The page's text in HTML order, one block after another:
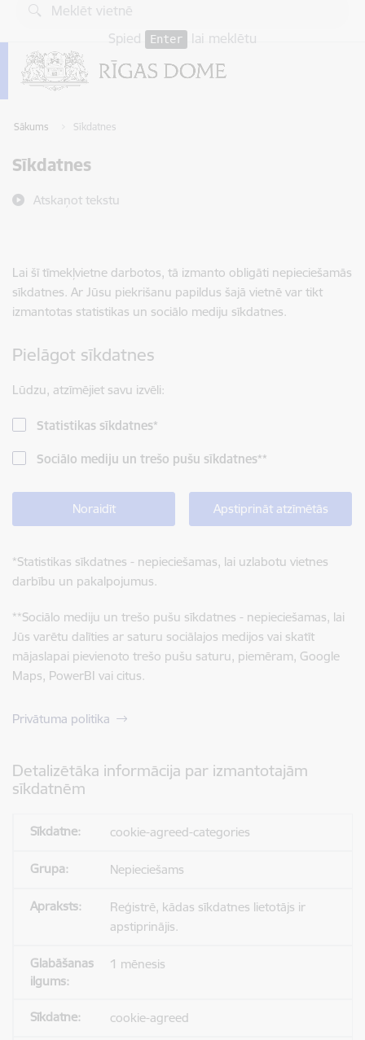
Pāriet uz lapas saturu
Spied
Enter lai meklētu
Sākums Sīkdatnes
Sīkdatnes
Atskaņot tekstu
Lai šī tīmekļvietne darbotos, tā izmanto obligāti nepieciešamās
sīkdatnes. Ar Jūsu piekrišanu papildus šajā vietnē var tikt
izmantotas statistikas un sociālo mediju sīkdatnes.
Pielāgot sīkdatnes
Lūdzu, atzīmējiet savu izvēli:
Statistikas sīkdatnes*
Sociālo mediju un trešo pušu sīkdatnes**
Noraidīt Apstiprināt atzīmētās
*Statistikas sīkdatnes - nepieciešamas, lai uzlabotu vietnes
darbību un pakalpojumus.
**Sociālo mediju un trešo pušu sīkdatnes - nepieciešamas, lai
Jūs varētu dalīties ar saturu sociālajos medijos vai skatīt
mājaslapai pievienoto trešo pušu saturu, piemēram, Google
Maps, PowerBI vai citus.
Privātuma politika
Detalizētāka informācija par izmantotajām
sīkdatnēm
cookie-agreed-categories
Nepieciešams
Reģistrē, kādas sīkdatnes lietotājs ir
apstiprinājis.
1 mēnesis
cookie-agreed